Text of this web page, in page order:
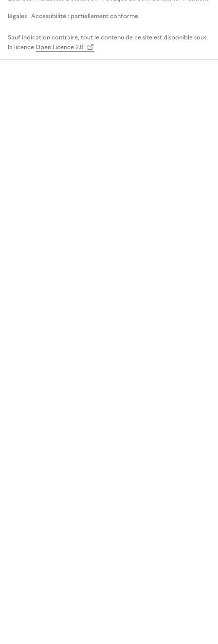
légales Accessibilité : partiellement conforme
Sauf indication contraire, tout le contenu de ce site est disponible sous
la licenceOpen Licence 2.0